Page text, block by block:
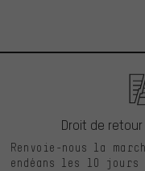
Droit de
Renvoie-nous la
endéans les 10 jours